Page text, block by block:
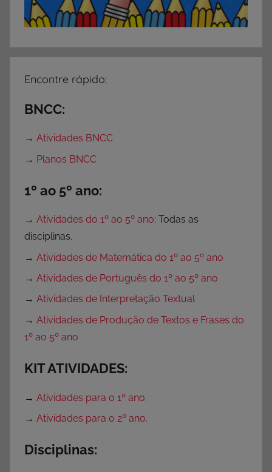
Encontre rápido:
BNCC:
→ Atividades BNCC
→ Planos BNCC
1º ao 5º ano:
→ Atividades do 1º ao 5º ano: Todas as
disciplinas.
→ Atividades de Matemática do 1º ao 5º ano
→ Atividades de Português do 1º ao 5º ano
→ Atividades de Interpretação Textual
→ Atividades de Produção de Textos e Frases do
1º ao 5º ano
KIT ATIVIDADES:
→ Atividades para o 1º ano.
→ Atividades para o 2º ano.
Disciplinas: